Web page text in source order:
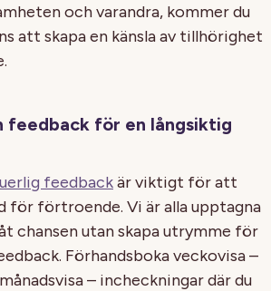
och varandra, kommer du
att skapa en känsla av tillhörighet
feedback för en långsiktig
feedbackär viktigt för att
för förtroende. Vi är alla upptagna
chansen utan skapa utrymme för
Förhandsboka veckovisa –
– incheckningar där du